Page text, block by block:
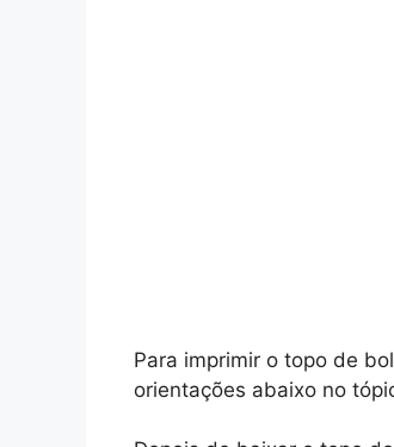
Para imprimir o topo de
orientações abaixo no